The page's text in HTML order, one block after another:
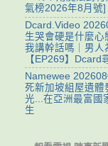
氣榜2026年8月號]
Dcard.Video
生哭會硬是什麼心
我講幹話嗎｜男人
【EP269】Dcard
Namewee
死新加坡組屋遺體
光...在亞洲最富國
生